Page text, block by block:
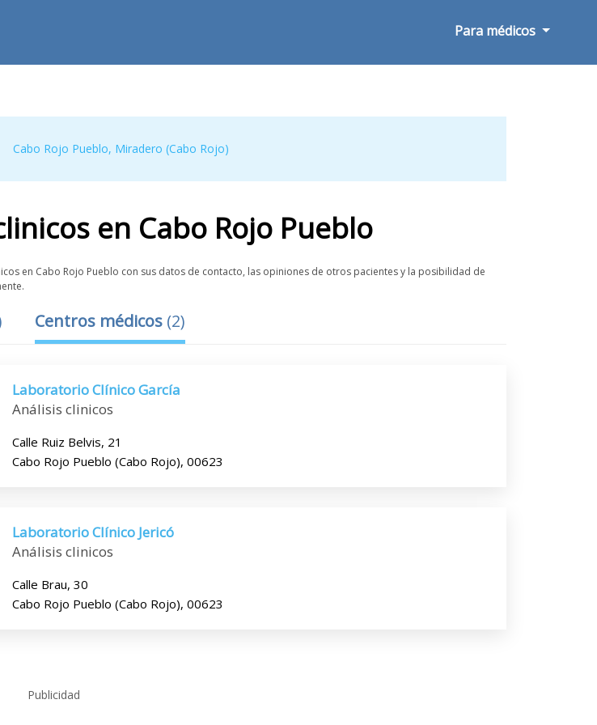
Para médicos
Cabo Rojo Pueblo, Miradero (Cabo Rojo)
en Cabo Rojo Pueblo
en Cabo Rojo Pueblo con sus datos de contacto, las opiniones de otros pacientes y la posibilidad de
Centros médicos (2)
Laboratorio Clínico García
Análisis clinicos
Calle Ruiz Belvis, 21
Cabo Rojo Pueblo (Cabo Rojo), 00623
Laboratorio Clínico Jericó
Análisis clinicos
Calle Brau, 30
Cabo Rojo Pueblo (Cabo Rojo), 00623
Publicidad